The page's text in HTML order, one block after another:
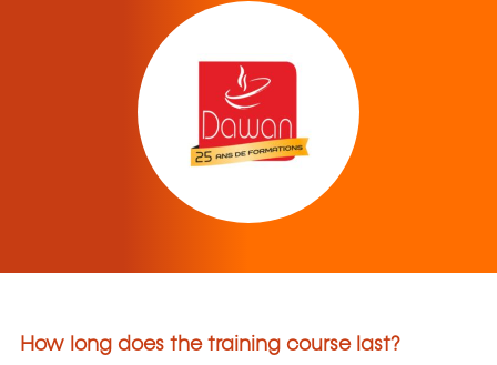
How long does the training course last?